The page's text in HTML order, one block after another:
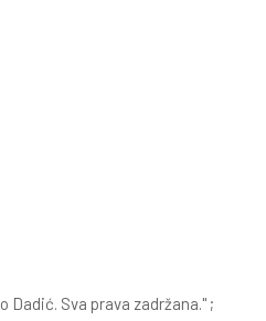
Sva prava zadržana." ;